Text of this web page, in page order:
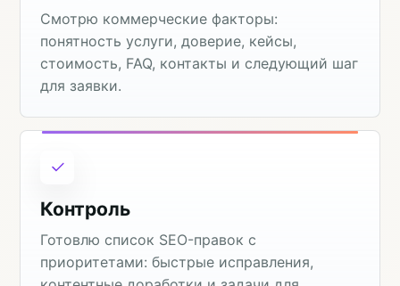
Смотрю коммерческие факторы:
понятность услуги, доверие, кейсы,
стоимость, FAQ, контакты и следующий шаг
для заявки.
Контроль
Готовлю список SEO-правок с
приоритетами: быстрые исправления,